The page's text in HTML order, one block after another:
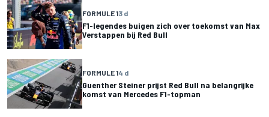
FORMULE 13 d
F1-legendes buigen zich over toekomst van Max
Verstappen bij Red Bull
FORMULE 14 d
Guenther Steiner prijst Red Bull na belangrijke
komst van Mercedes F1-topman